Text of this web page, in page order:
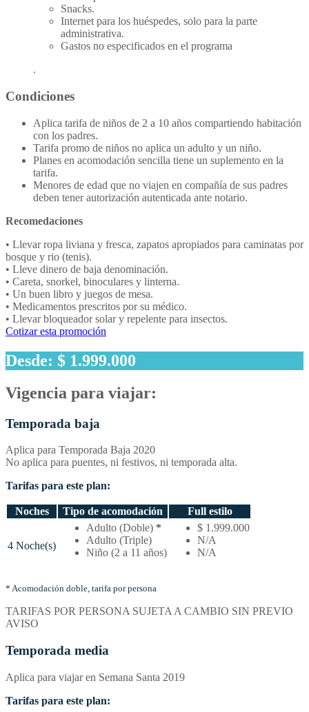
Snacks.
Internet para los huéspedes, solo para la parte
administrativa.
Gastos no especificados en el programa
.
Condiciones
Aplica tarifa de niños de 2 a 10 años compartiendo habitación
con los padres.
Tarifa promo de niños no aplica un adulto y un niño.
Planes en acomodación sencilla tiene un suplemento en la
tarifa.
Menores de edad que no viajen en compañía de sus padres
deben tener autorización autenticada ante notario.
Recomedaciones
• Llevar ropa liviana y fresca, zapatos apropiados para caminatas por
bosque y rio (tenis).
• Lleve dinero de baja denominación.
• Careta, snorkel, binoculares y linterna.
• Un buen libro y juegos de mesa.
• Medicamentos prescritos por su médico.
• Llevar bloqueador solar y repelente para insectos.
Cotizar esta promoción
Desde: $ 1.999.000
Vigencia para viajar:
Temporada baja
Aplica para Temporada Baja 2020
No aplica para puentes, ni festivos, ni temporada alta.
Tarifas para este plan:
–
noches
tipo
de
Noches Tipo de acomodación Full estilo
4 Noche(s)
Adulto (Doble) *
Adulto (Triple)
Niño (2 a 11 años)
$ 1.999.000
N/A
N/A
* Acomodación doble, tarifa por persona
TARIFAS POR PERSONA SUJETA A CAMBIO SIN PREVIO
AVISO
Temporada media
Aplica para viajar en Semana Santa 2019
Tarifas para este plan: